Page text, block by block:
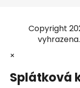
Copyright
vyhrazena.
×
Splátková